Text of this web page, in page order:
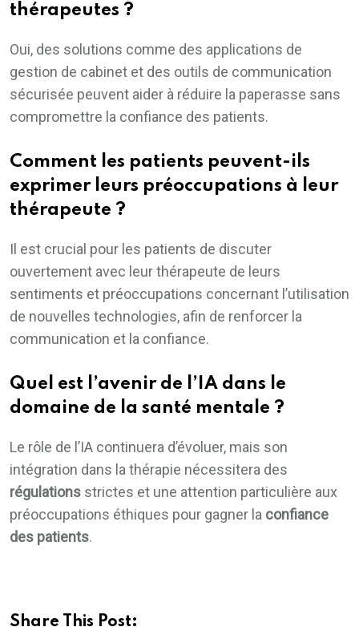
thérapeutes ?
Oui, des solutions comme des applications de
gestion de cabinet et des outils de communication
sécurisée peuvent aider à réduire la paperasse sans
compromettre la confiance des patients.
Comment les patients peuvent-ils
exprimer leurs préoccupations à leur
thérapeute ?
Il est crucial pour les patients de discuter
ouvertement avec leur thérapeute de leurs
sentiments et préoccupations concernant l’utilisation
de nouvelles technologies, afin de renforcer la
communication et la confiance.
Quel est l’avenir de l’IA dans le
domaine de la santé mentale ?
Le rôle de l’IA continuera d’évoluer, mais son
intégration dans la thérapie nécessitera des
régulations strictes et une attention particulière aux
préoccupations éthiques pour gagner la confiance
des patients.
Share This Post: